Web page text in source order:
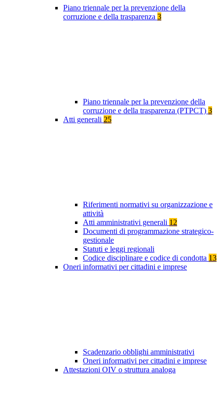
Piano triennale per la prevenzione della
corruzione e della trasparenza 3
Piano triennale per la prevenzione della
corruzione e della trasparenza (PTPCT) 3
Atti generali 25
Riferimenti normativi su organizzazione e
attività
Atti amministrativi generali 12
Documenti di programmazione strategico-
gestionale
Statuti e leggi regionali
Codice disciplinare e codice di condotta 13
Oneri informativi per cittadini e imprese
Scadenzario obblighi amministrativi
Oneri informativi per cittadini e imprese
Attestazioni OIV o struttura analoga